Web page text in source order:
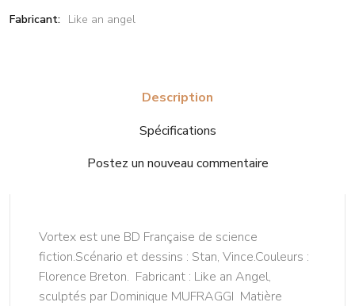
Fabricant: Like an angel
Description
Spécifications
Postez un nouveau commentaire
Vortex est une BD Française de science
fiction.Scénario et dessins : Stan, Vince.Couleurs :
Florence Breton. Fabricant : Like an Angel,
sculptés par Dominique MUFRAGGI Matière